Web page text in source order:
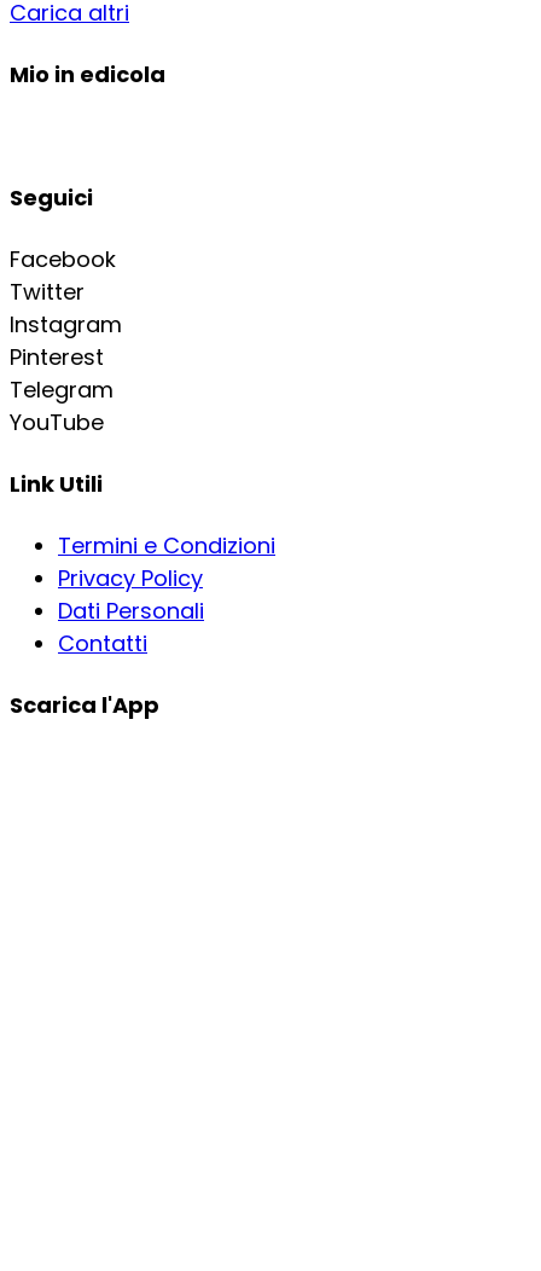
Carica altri
Mio in edicola
Seguici
Facebook
Twitter
Instagram
Pinterest
Telegram
YouTube
Link Utili
Termini e Condizioni
Privacy Policy
Dati Personali
Contatti
Scarica l'App